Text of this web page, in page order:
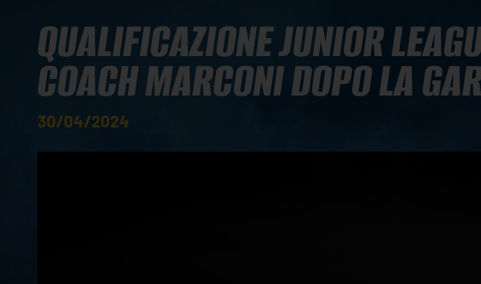
QUALIFICAZIONE JUNIOR
COACH MARCONI DOPO LA
30/04/2024